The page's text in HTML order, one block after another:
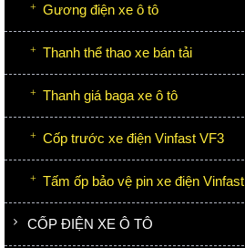
Gương điện xe ô tô
Thanh thể thao xe bán tải
Thanh giá baga xe ô tô
Cốp trước xe điện Vinfast VF3
Tấm ốp bảo vệ pin xe điện Vinfast
CỐP ĐIỆN XE Ô TÔ